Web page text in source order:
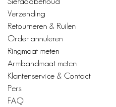
Verzending
Retourneren & Ruilen
Order annuleren
Ringmaat meten
Armbandmaat meten
Klantenservice & Contact
Pers
FAQ